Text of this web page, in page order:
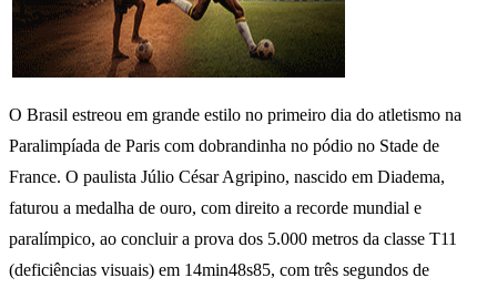
O Brasil estreou em grande estilo no primeiro dia do atletismo na
Paralimpíada de Paris com dobrandinha no pódio no Stade de
France. O paulista Júlio César Agripino, nascido em Diadema,
faturou a medalha de ouro, com direito a recorde mundial e
paralímpico, ao concluir a prova dos 5.000 metros da classe T11
(deficiências visuais) em 14min48s85, com três segundos de